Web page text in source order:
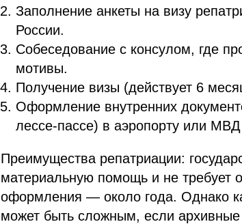
Заполнение анкеты на визу
России.
Собеседование с консулом, где
мотивы.
Получение визы (действует 6
Оформление внутренних
лессе-пассе) в аэропорту или
Преимущества репатриации:
материальную помощь и не требует
оформления — около года. Однако
может быть сложным, если